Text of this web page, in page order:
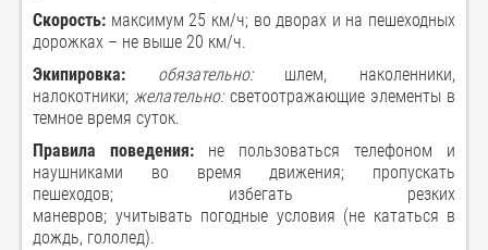
Скорость: максимум 25 км/ч; во дворах и на пешеходных
дорожках – не выше 20 км/ч.
Экипировка: обязательно:шлем, наколенники,
налокотники;желательно:светоотражающие элементы в
темное время суток.
Правила поведения: не пользоваться телефоном и
наушниками во время движения; пропускать
пешеходов; избегать резких
маневров; учитывать погодные условия (не кататься в
дождь, гололед).